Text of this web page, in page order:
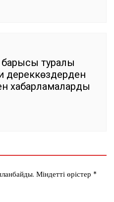
барысы туралы
дереккөздерден
хабарламаларды
Міндетті өрістер *